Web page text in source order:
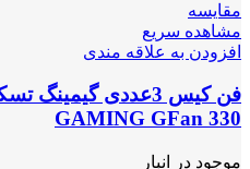
مقایسه
مشاهده سریع
افزودن به علاقه مندی
GAMING GFan 330
موجود در انبار